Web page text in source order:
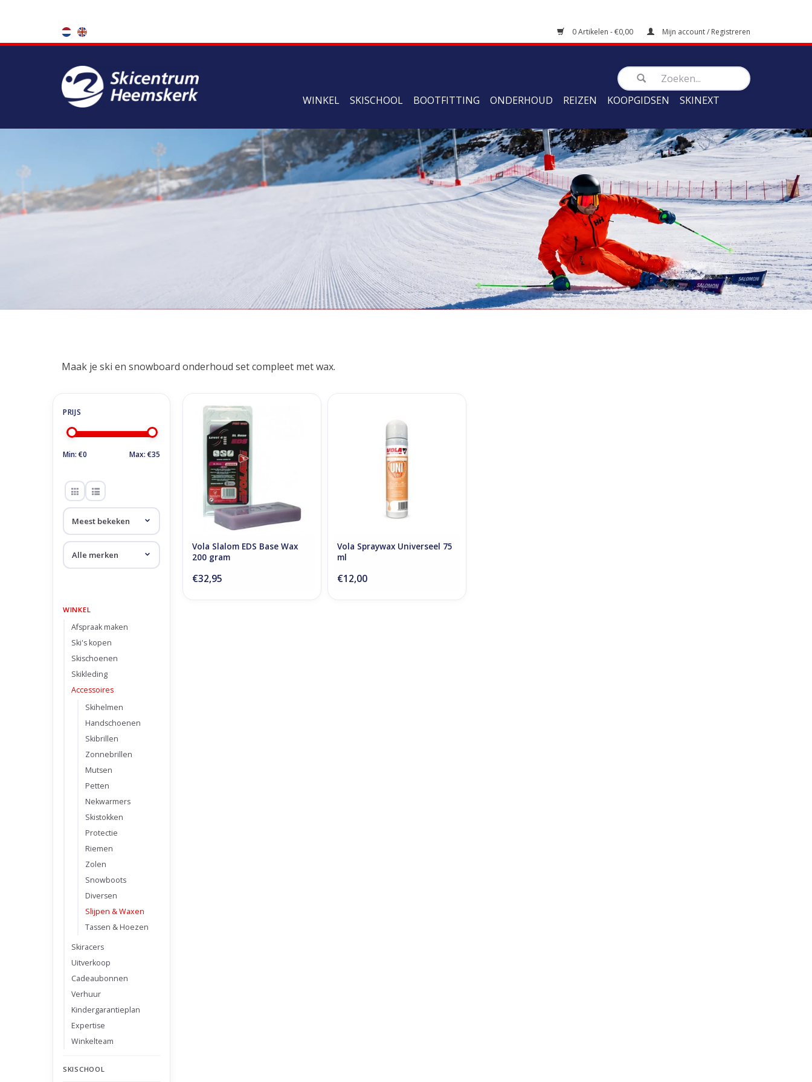
0 Artikelen - €0,00 Mijn account / Registreren
WINKEL SKISCHOOL BOOTFITTING ONDERHOUD REIZEN KOOPGIDSEN SKINEXT
Wax
Maak je ski en snowboard onderhoud set compleet met wax.
Min: €0 Max: €35
WINKEL
Afspraak maken
Ski's kopen
Skischoenen
Skikleding
Accessoires
Skihelmen
Handschoenen
Skibrillen
Zonnebrillen
Mutsen
Petten
Nekwarmers
Skistokken
Protectie
Riemen
Zolen
Snowboots
Diversen
Slijpen & Waxen
Tassen & Hoezen
Skiracers
Uitverkoop
Cadeaubonnen
Verhuur
Kindergarantieplan
Expertise
Winkelteam
SKISCHOOL
Vola Slalom EDS Base Wax 200
gram
TOEVOEGEN AAN WINKELWAGEN
Vola Slalom EDS Base Wax
200 gram
€32,95
TOEVOEGEN AAN WINKELWAGEN
Vola Spraywax Universeel 75
ml
€12,00